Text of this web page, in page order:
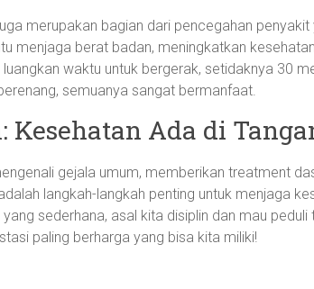
merupakan bagian dari pencegahan
menjaga berat badan, meningkatkan
waktu untuk bergerak, setidaknya 30
semuanya sangat bermanfaat.
Kesehatan Ada di
gejala umum, memberikan treatment
langkah-langkah penting untuk menjaga
sederhana, asal kita disiplin dan mau
paling berharga yang bisa kita miliki!